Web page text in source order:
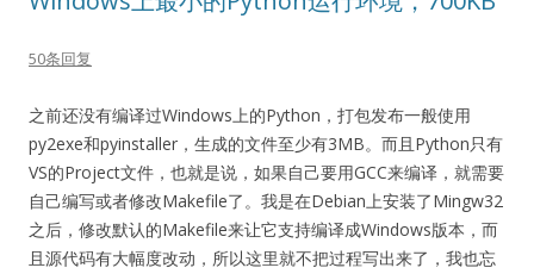
50条回复
之前还没有编译过Windows上的Python，打包发布一般使用
py2exe和pyinstaller，生成的文件至少有3MB。而且Python只有
VS的Project文件，也就是说，如果自己要用GCC来编译，就需要
自己编写或者修改Makefile了。我是在Debian上安装了Mingw32
之后，修改默认的Makefile来让它支持编译成Windows版本，而
且源代码有大幅度改动，所以这里就不把过程写出来了，我也忘